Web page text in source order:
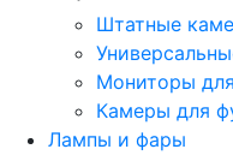
Штатные
Мониторы
Камеры для
Лампы и фары